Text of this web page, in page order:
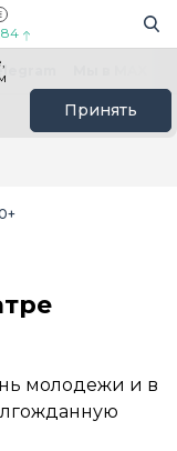
Принять
молодежи и в